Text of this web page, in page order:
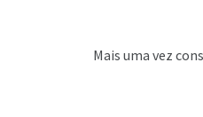
Mais uma vez